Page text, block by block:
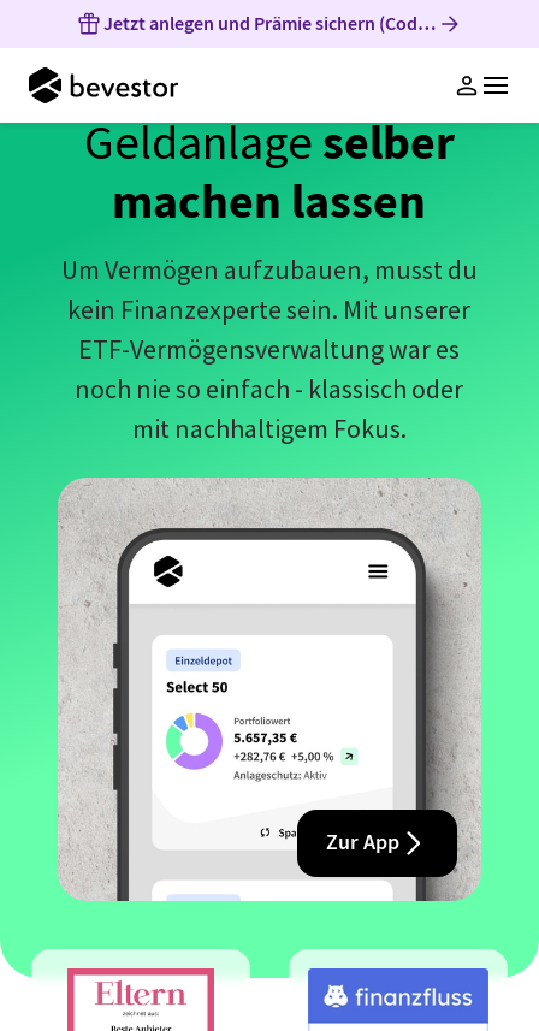
Jetzt anlegen und Prämie sichern (Code: SOM-BEV-
Geldanlage
ETF-Vermögensverwaltung
Vermögensverwaltung
Investmentthemen
Für Kinder sparen
Gemeinsam sparen
Kosten
Services
Anlageschutz
Cent-Sparen
Wissen
Whitepaper Anlagekonzept
PodCasts
FAQ
Über uns
Unternehmen
Freunde werben Login
Jetzt Anlegen
bevestor App
Kontakt
FAQ
Geldanlageselber
machen lassen
Um Vermögen aufzubauen, musst du
kein Finanzexperte sein. Mit unserer
ETF-Vermögensverwaltung war es
noch nie so einfach - klassisch oder
mit nachhaltigem Fokus.
Zur App